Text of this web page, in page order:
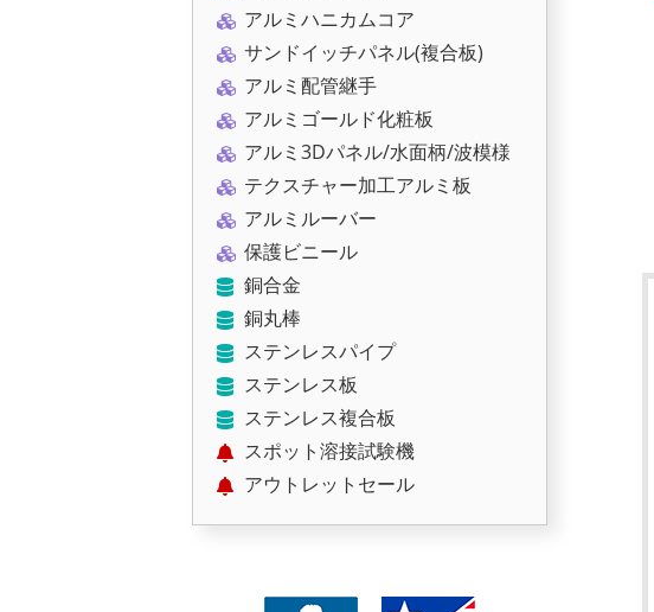
アルミハニカムコア
サンドイッチパネル(複合板)
アルミ配管継手
アルミゴールド化粧板
アルミ3Dパネル/水面柄/波模様
テクスチャー加工アルミ板
アルミルーバー
保護ビニール
銅合金
銅丸棒
ステンレスパイプ
ステンレス板
ステンレス複合板
スポット溶接試験機
アウトレットセール